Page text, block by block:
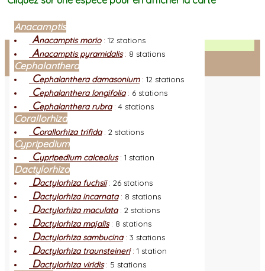
Facebook
Connexion adhérent
Anacamptis
Anacamptis morio: 12 stations
Anacamptis pyramidalis: 8 stations
Cephalanthera
Cephalanthera damasonium: 12 stations
Cephalanthera longifolia: 6 stations
Cephalanthera rubra: 4 stations
Corallorhiza
Corallorhiza trifida: 2 stations
Cypripedium
Cypripedium calceolus: 1 station
Dactylorhiza
Dactylorhiza fuchsii: 26 stations
Dactylorhiza incarnata: 8 stations
Dactylorhiza maculata: 2 stations
Dactylorhiza majalis: 8 stations
Dactylorhiza sambucina: 3 stations
Dactylorhiza traunsteineri: 1 station
Dactylorhiza viridis: 5 stations